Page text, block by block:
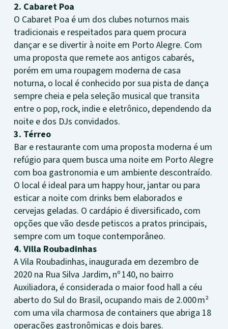
2. Cabaret Poa
O Cabaret Poa é um dos clubes noturnos mais
tradicionais e respeitados para quem procura
dançar e se divertir à noite em Porto Alegre. Com
uma proposta que remete aos antigos cabarés,
porém em uma roupagem moderna de casa
noturna, o local é conhecido por sua pista de dança
sempre cheia e pela seleção musical que transita
entre o pop, rock, indie e eletrônico, dependendo da
noite e dos DJs convidados.
3. Térreo
Bar e restaurante com uma proposta moderna é um
refúgio para quem busca uma noite em Porto Alegre
com boa gastronomia e um ambiente descontraído.
O local é ideal para um happy hour, jantar ou para
esticar a noite com drinks bem elaborados e
cervejas geladas. O cardápio é diversificado, com
opções que vão desde petiscos a pratos principais,
sempre com um toque contemporâneo.
4. Villa Roubadinhas
A Vila Roubadinhas, inaugurada em dezembro de
2020 na Rua Silva Jardim, nº 140, no bairro
Auxiliadora, é considerada o maior food hall a céu
aberto do Sul do Brasil, ocupando mais de 2.000 m²
com uma vila charmosa de containers que abriga 18
operações gastronômicas e dois bares.